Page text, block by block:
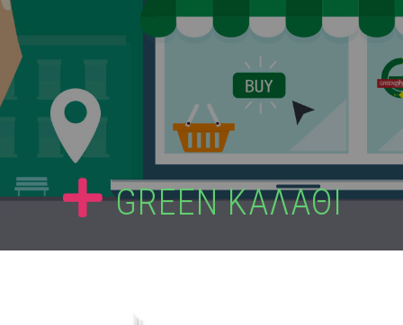
GREEN ΚΑΛΑΘΙ